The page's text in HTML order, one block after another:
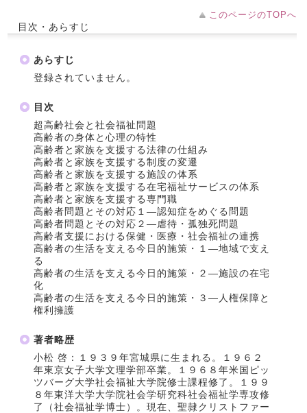
このページのTOPへ
目次・あらすじ
あらすじ
登録されていません。
目次
超高齢社会と社会福祉問題
高齢者の身体と心理の特性
高齢者と家族を支援する法律の仕組み
高齢者と家族を支援する制度の変遷
高齢者と家族を支援する施設の体系
高齢者と家族を支援する在宅福祉サービスの体系
高齢者と家族を支援する専門職
高齢者問題とその対応１―認知症をめぐる問題
高齢者問題とその対応２―虐待・孤独死問題
高齢者支援における保健・医療・社会福祉の連携
高齢者の生活を支える今日的施策・１―地域で支え
る
高齢者の生活を支える今日的施策・２―施設の在宅
化
高齢者の生活を支える今日的施策・３―人権保障と
権利擁護
著者略歴
小松 啓：１９３９年宮城県に生まれる。１９６２
年東京女子大学文理学部卒業。１９６８年米国ピッ
ツバーグ大学社会福祉大学院修士課程修了。１９９
８年東洋大学大学院社会学研究科社会福祉学専攻修
了（社会福祉学博士）。現在、聖隷クリストファー